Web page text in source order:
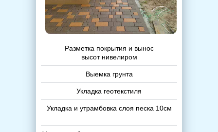
Разметка покрытия и вынос
высот нивелиром
Выемка грунта
Укладка геотекстиля
Укладка и утрамбовка слоя песка 10см